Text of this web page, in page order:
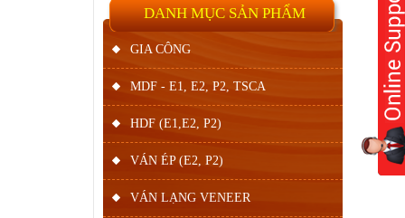
DANH MỤC SẢN PHẨM
GIA CÔNG
MDF - E1, E2, P2, TSCA
HDF (E1,E2, P2)
VÁN ÉP (E2, P2)
VÁN LẠNG VENEER